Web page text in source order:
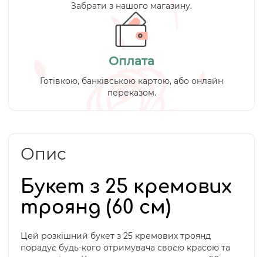
Забрати з нашого магазину.
Оплата
Готівкою, банківською картою, або онлайн
переказом.
Опис
Букет з 25 кремових
троянд (60 см)
Цей розкішний букет з 25 кремових троянд
порадує будь-кого отримувача своєю красою та